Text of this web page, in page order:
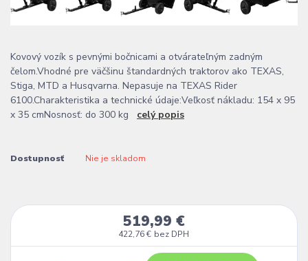
Kovový vozík s pevnými bočnicami a otvárateľným zadným
čelom.Vhodné pre väčšinu štandardných traktorov ako TEXAS,
Stiga, MTD a Husqvarna. Nepasuje na TEXAS Rider
6100.Charakteristika a technické údaje:Veľkosť nákladu: 154 x 95
x 35 cmNosnosť: do 300 kg celý popis
Dostupnosť Nie je skladom
519,99 €
422,76 € bez DPH